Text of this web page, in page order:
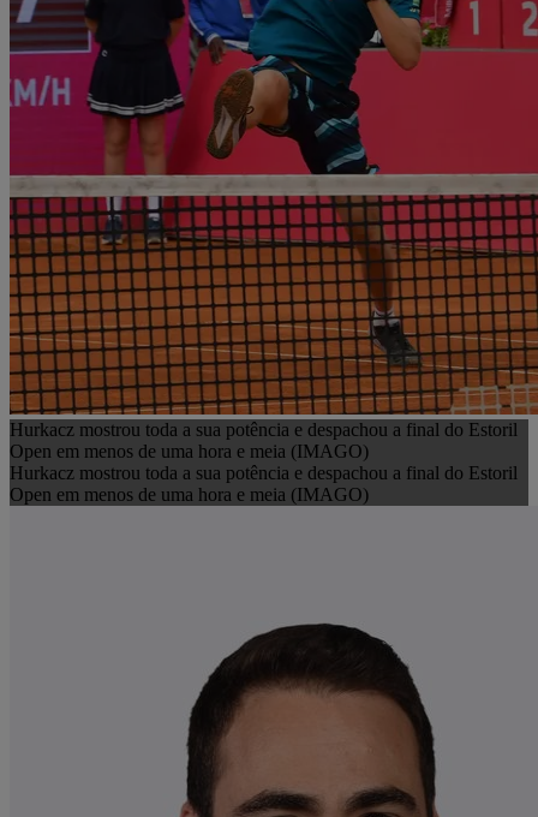
Hurkacz mostrou toda a sua potência e despachou a final do Estoril
Open em menos de uma hora e meia (IMAGO)
Hurkacz mostrou toda a sua potência e despachou a final do Estoril
Open em menos de uma hora e meia (IMAGO)